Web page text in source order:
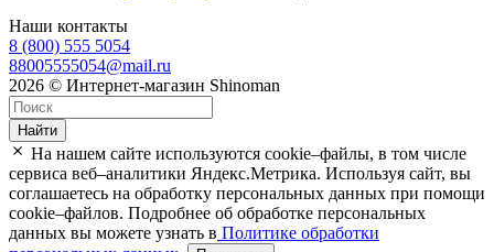
Наши контакты
8 (800) 555 5054
88005555054@mail.ru
2026 © Интернет-магазин Shinoman
Найти
На нашем сайте используются cookie–файлы, в том числе
сервиса веб–аналитики Яндекс.Метрика. Используя сайт, вы
соглашаетесь на обработку персональных данных при помощи
cookie–файлов. Подробнее об обработке персональных
данных вы можете узнать в Политике обработки